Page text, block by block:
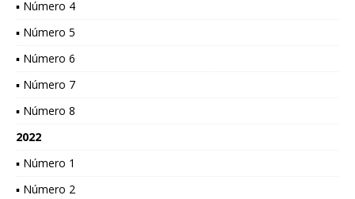
▪ Número 4
▪ Número 5
▪ Número 6
▪ Número 7
▪ Número 8
2022
▪ Número 1
▪ Número 2